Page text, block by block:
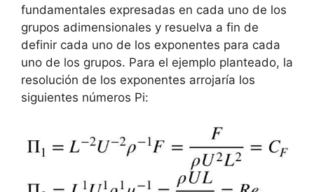
fundamentales expresadas en cada uno de los
grupos adimensionales y resuelva a fin de
definir cada uno de los exponentes para cada
uno de los grupos. Para el ejemplo planteado, la
resolución de los exponentes arrojaría los
siguientes números Pi: